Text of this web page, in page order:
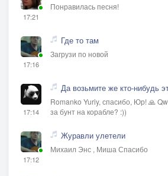
17:21
Понравилась песня!
17:16
Где то там
Загрузи по новой
17:14
Да возьмите же кто-нибудь
Romanko Yuriy, спасибо, Юр! 🙏
за бунт на корабле? :))
17:12
Журавли улетели
Михаил Энс , Миша Спасибо